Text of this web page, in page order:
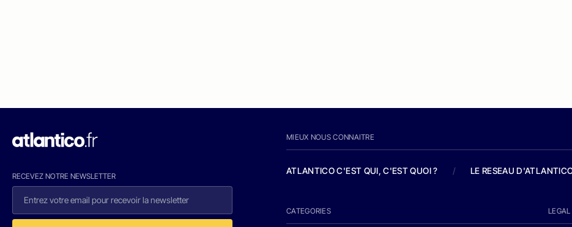
RECEVEZ NOTRE NEWSLETTER
MIEUX NOUS CONNAITRE
ATLANTICO C'EST QUI, C'EST QUOI ? / LE RESEAU
CATEGORIES LEGAL